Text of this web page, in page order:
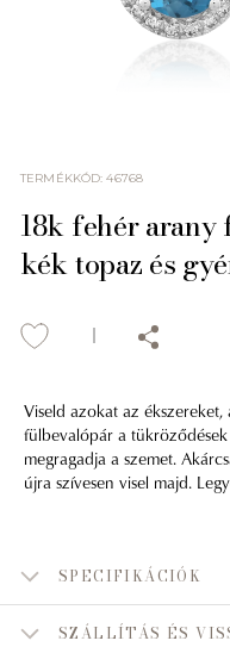
TERMÉKKÓD:46768
18k fehér
kék topaz és
Viseld azokat az
fülbevalópár a
megragadja a szemet.
újra szívesen visel majd.
SPECIFIKÁCIÓK
SZÁLLÍTÁS ÉS